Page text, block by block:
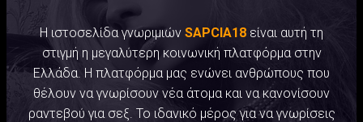
Η ιστοσελίδα γνωριμιών SAPCIA18 είναι αυτή τη
στιγμή η μεγαλύτερη κοινωνική πλατφόρμα στην
Ελλάδα. Η πλατφόρμα μας ενώνει ανθρώπους που
θέλουν να γνωρίσουν νέα άτομα και να κανονίσουν
ραντεβού για σεξ. Το ιδανικό μέρος για να γνωρίσεις